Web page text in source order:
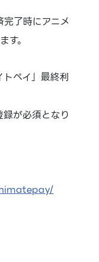
了時にアニメ
。
ペイ」最終利
が必須となり